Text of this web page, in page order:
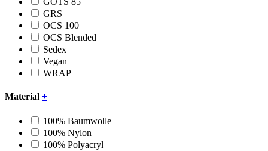
GRS
OCS 100
OCS Blended
Sedex
Vegan
WRAP
Material +
100% Baumwolle
100% Nylon
100% Polyacryl